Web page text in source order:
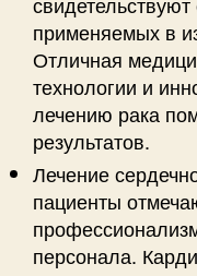
применяемых в
Отличная
технологии и
лечению рака
результатов.
Лечение
пациенты
персонала.